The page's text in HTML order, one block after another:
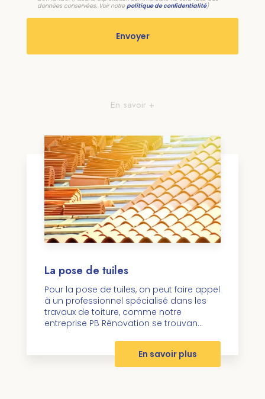
données conservées. Voir notrepolitique de confidentialité)
En savoir +
La pose de tuiles
Pour la pose de tuiles, on peut faire appel
à un professionnel spécialisé dans les
travaux de toiture, comme notre
entreprise PB Rénovation se trouvan...
En savoir plus